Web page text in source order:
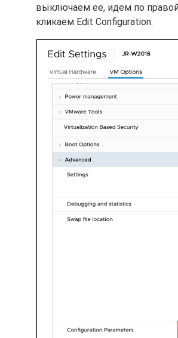
выключаем ее, идем по
кликаем Edit Configuration: